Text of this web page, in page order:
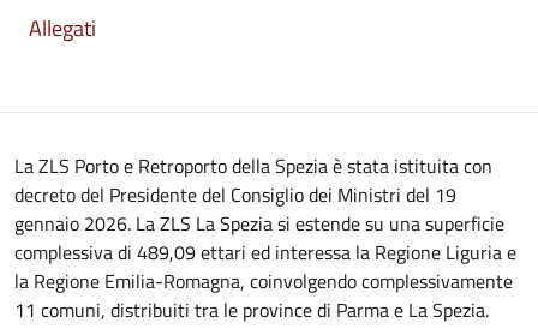
Allegati
La ZLS Porto e Retroporto della Spezia è stata istituita con
decreto del Presidente del Consiglio dei Ministri del 19
gennaio 2026. La ZLS La Spezia si estende su una superficie
complessiva di 489,09 ettari ed interessa la Regione Liguria e
la Regione Emilia-Romagna, coinvolgendo complessivamente
11 comuni, distribuiti tra le province di Parma e La Spezia.